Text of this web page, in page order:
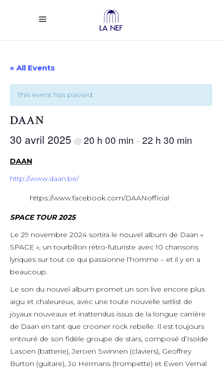
« All Events
This event has passed.
DAAN
30 avril 2025 @ 20 h 00 min –22 h 30 min
DAAN
http://www.daan.be/
https://www.facebook.com/DAANofficial
SPACE TOUR 2025
Le 29 novembre 2024 sortira le nouvel album de Daan «
SPACE », un tourbillon rétro-futuriste avec 10 chansons
lyriques sur tout ce qui passionne l’homme – et il y en a
beaucoup.
Le son du nouvel album promet un son live encore plus
aigu et chaleureux, avec une toute nouvelle setlist de
joyaux nouveaux et inattendus issus de la longue carrière
de Daan en tant que crooner rock rebelle. Il est toujours
entouré de son fidèle groupe de stars, composé d’Isolde
Lasoen (batterie), Jeroen Swinnen (claviers), Geoffrey
Burton (guitare), Jo Hermans (trompette) et Ewen Vernal